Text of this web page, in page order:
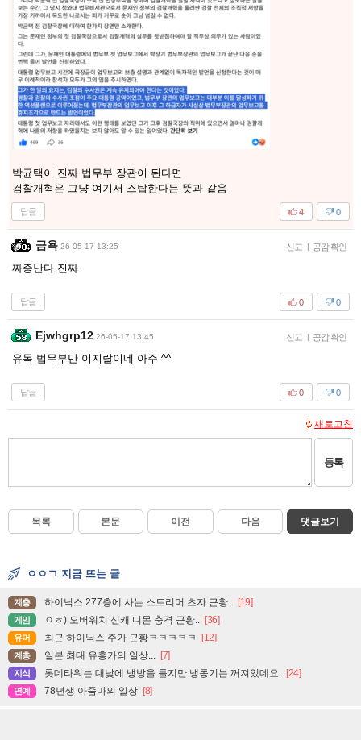
박균택이 진짜 법무부 장관이 된다면
검찰개혁은 그냥 여기서 스탑한다는 뜻과 같음
답글 0
4
금욕 26-05-17 13:25 신고 공감 확인
짜증난다 진짜
답글 0
0
Ejwhgrp12 26-05-17 13:45 신고 공감 확인
유독 법무부만 이지랄이네 아주 ^^
답글 0
0
새로고침
등록
목록 본문 이전 다음 댓글보기
ㅇㅇㄱ 지금 뜨는 글
계층 하이닉스 277층에 사는 스트리머 츠자 근황.. [19]
게임 ㅇㅎ) 오버워치 신캐 디몬 충격 근황.. [36]
유머 최근 하이닉스 주가 근황ㅋㅋㅋㅋㅋ [12]
계층 일본 최대 유흥가의 일상... [7]
지식 롯데타워는 대낮에 냉방을 틀지만 냉동기는 꺼져있데요. [24]
연예 78년생 아줌마의 일상 [8]